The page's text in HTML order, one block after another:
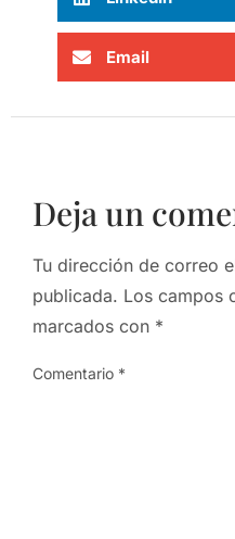
Email
Deja un
Tu dirección de correo
publicada. Los campos
marcados con *
Comentario *